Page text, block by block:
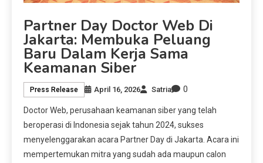
Partner Day Doctor Web Di
Jakarta: Membuka Peluang
Baru Dalam Kerja Sama
Keamanan Siber
Press Release April 16, 2026 Satria 0
Doctor Web, perusahaan keamanan siber yang telah
beroperasi di Indonesia sejak tahun 2024, sukses
menyelenggarakan acara Partner Day di Jakarta. Acara ini
mempertemukan mitra yang sudah ada maupun calon